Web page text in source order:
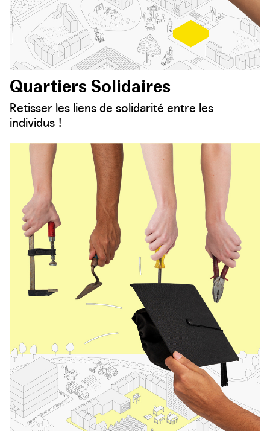
Quartiers Solidaires
Retisser les liens de solidarité entre les
individus !